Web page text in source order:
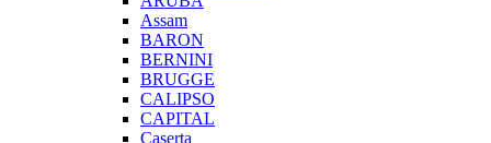
Assam
BARON
BERNINI
BRUGGE
CALIPSO
CAPITAL
Caserta